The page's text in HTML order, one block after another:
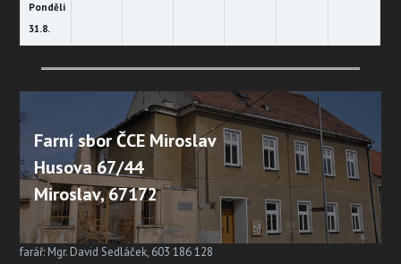
Pondělí
31.8.
Farní sbor ČCE Miroslav
Husova 67/44
Miroslav, 67172
farář: Mgr. David Sedláček, 603 186 128